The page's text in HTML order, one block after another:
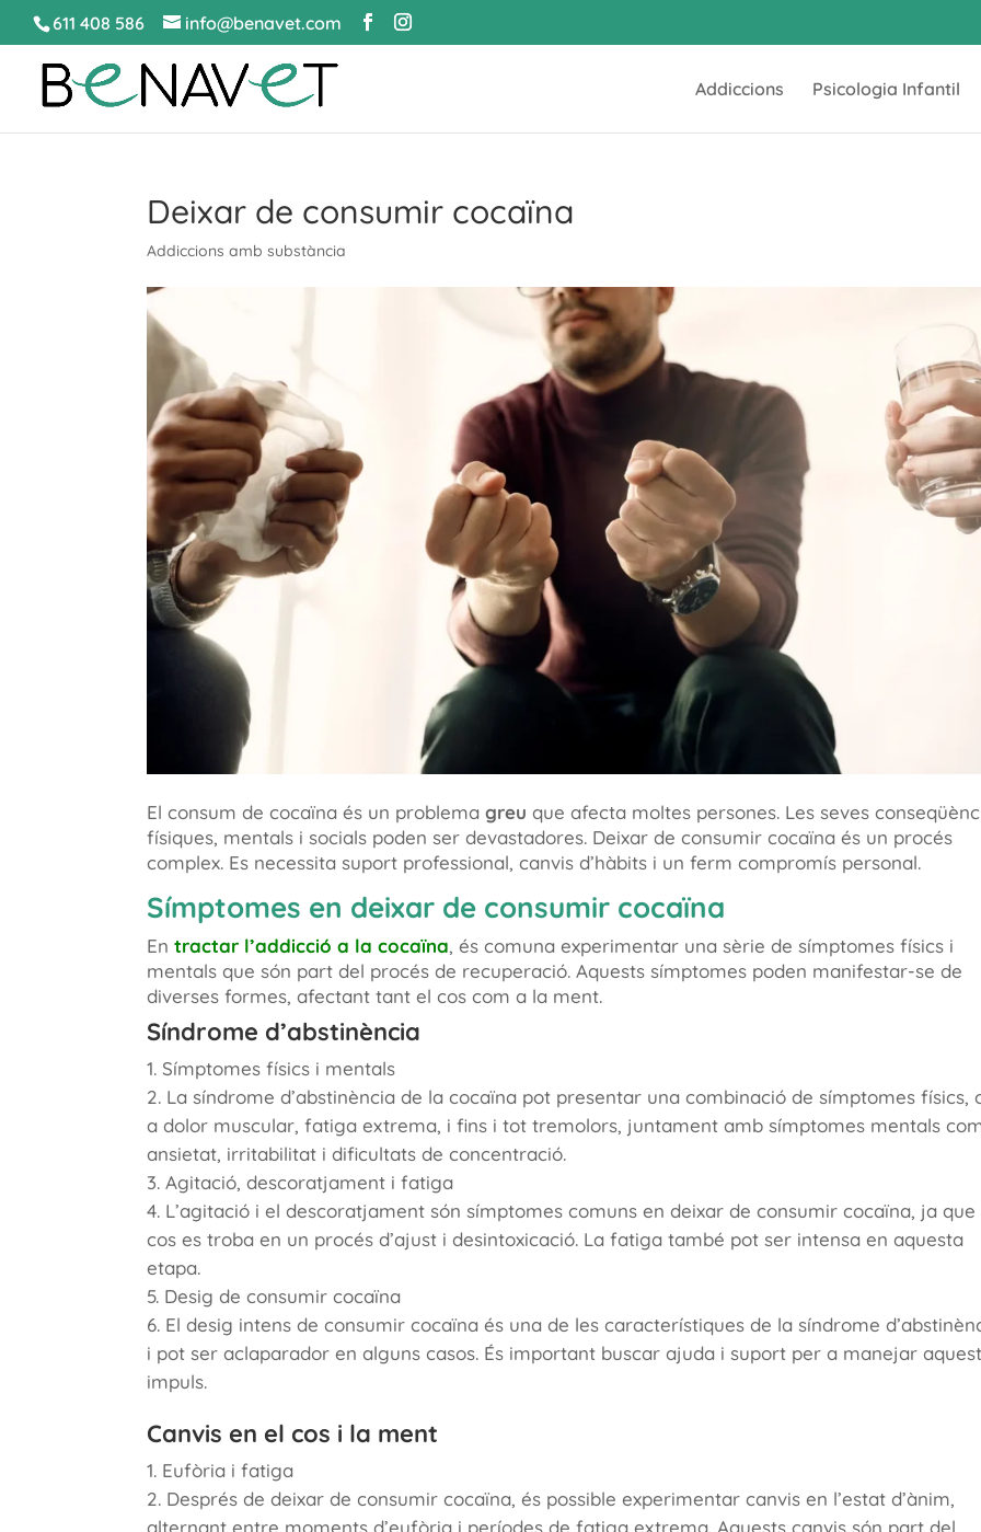
611 408 586 info@benavet.com
Addiccions Psicologia Infantil
Deixar de consumir cocaïna
Addiccions amb substància
El consum de cocaïna és un problemagreu que afecta moltes persones. Les seves
físiques, mentals i socials poden ser devastadores. Deixar de consumir cocaïna és un procés
complex. Es necessita suport professional, canvis d’hàbits i un ferm compromís personal.
Símptomes en deixar de consumir cocaïna
Entractar l’addicció a la cocaïna, és comuna experimentar una sèrie de símptomes físics i
mentals que són part del procés de recuperació. Aquests símptomes poden manifestar-se de
diverses formes, afectant tant el cos com a la ment.
Síndrome d’abstinència
Símptomes físics i mentals
La síndrome d’abstinència de la cocaïna pot presentar una combinació de símptomes físics,
a dolor muscular, fatiga extrema, i fins i tot tremolors, juntament amb símptomes mentals
ansietat, irritabilitat i dificultats de concentració.
Agitació, descoratjament i fatiga
L’agitació i el descoratjament són símptomes comuns en deixar de consumir cocaïna, ja que
cos es troba en un procés d’ajust i desintoxicació. La fatiga també pot ser intensa en aquesta
etapa.
Desig de consumir cocaïna
El desig intens de consumir cocaïna és una de les característiques de la síndrome
i pot ser aclaparador en alguns casos. És important buscar ajuda i suport per a manejar
impuls.
Canvis en el cos i la ment
Eufòria i fatiga
Després de deixar de consumir cocaïna, és possible experimentar canvis en l’estat d’ànim,
alternant entre moments d’eufòria i períodes de fatiga extrema. Aquests canvis són part del